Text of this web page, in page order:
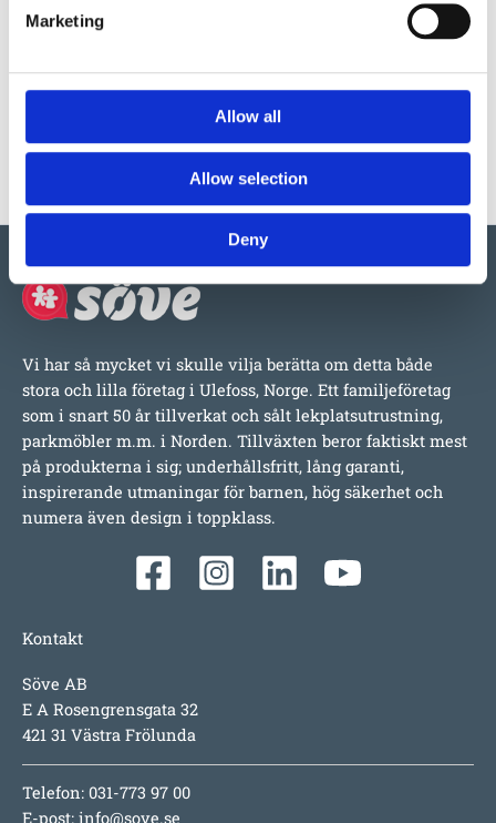
Marketing
Allow all
Allow selection
Deny
Fundament i
återvunnen
1 000:-
Vi har så mycket vi skulle vilja berätta om detta både
stora och lilla företag i Ulefoss, Norge. Ett familjeföretag
som i snart 50 år tillverkat och sålt lekplatsutrustning,
parkmöbler m.m. i Norden. Tillväxten beror faktiskt mest
på produkterna i sig; underhållsfritt, lång garanti,
inspirerande utmaningar för barnen, hög säkerhet och
numera även design i toppklass.
Kontakt
Söve AB
E A Rosengrensgata 32
421 31 Västra Frölunda
Telefon: 031-773 97 00
E-post: info@sove.se